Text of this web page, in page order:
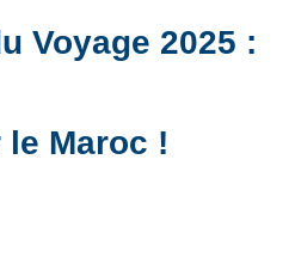
Voyage 2025 :
le Maroc !